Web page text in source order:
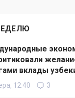
вклады
12:40 3